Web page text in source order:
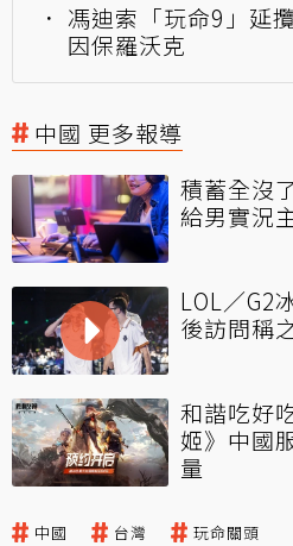
馮迪索「玩命9」延
因保羅沃克
中國 更多報導
積蓄全沒
給男實況
LOL／G2
後訪問稱
和諧吃好
姬》中國
量
中國 台灣 玩命關頭